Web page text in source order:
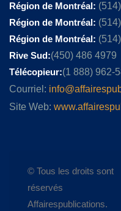
Région de Montréal:
Région de Montréal:
Région de Montréal:
Rive Sud:(450) 486 4979
Télécopieur:(1 888) 962-
Courriel:
Site Web:
© Tous les droits sont
réservés
Affairespublications.